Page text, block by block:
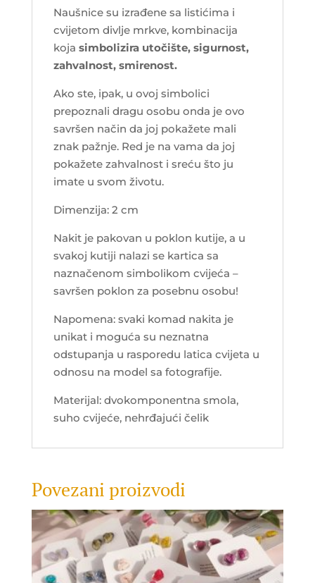
Naušnice su izrađene sa listićima i
cvijetom divlje mrkve, kombinacija
koja simbolizira utočište, sigurnost,
zahvalnost, smirenost.
Ako ste, ipak, u ovoj simbolici
prepoznali dragu osobu onda je ovo
savršen način da joj pokažete mali
znak pažnje. Red je na vama da joj
pokažete zahvalnost i sreću što ju
imate u svom životu.
Dimenzija: 2 cm
Nakit je pakovan u poklon kutije, a u
svakoj kutiji nalazi se kartica sa
naznačenom simbolikom cvijeća –
savršen poklon za posebnu osobu!
Napomena: svaki komad nakita je
unikat i moguća su neznatna
odstupanja u rasporedu latica cvijeta u
odnosu na model sa fotografije.
Materijal: dvokomponentna smola,
suho cvijeće, nehrđajući čelik
Povezani proizvodi